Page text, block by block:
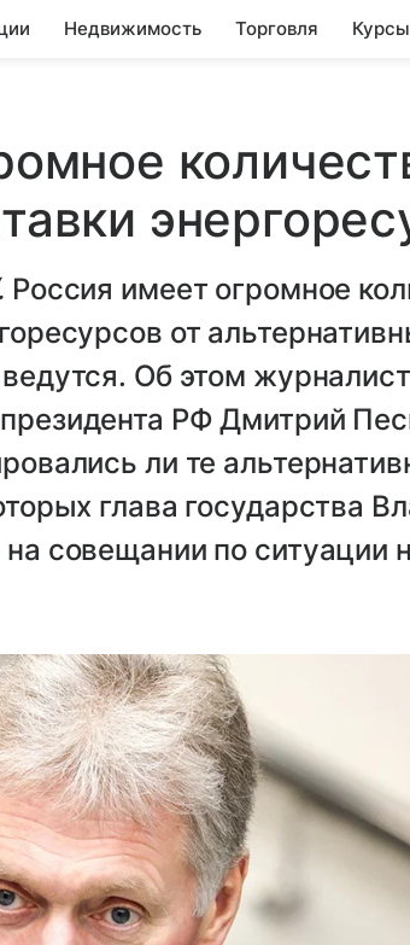
Недвижимость Торговля Курсы
Россия имеет огромное
от
Об этом
РФ Дмитрий
ли те
глава государства
совещании по ситуации